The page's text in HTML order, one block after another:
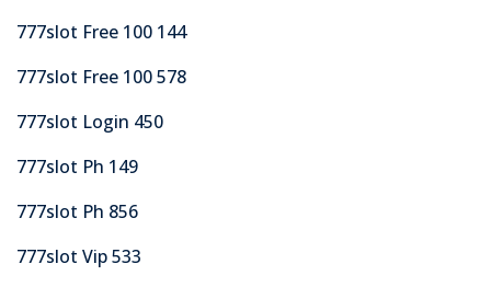
777slot Free 100 144
777slot Free 100 578
777slot Login 450
777slot Ph 149
777slot Ph 856
777slot Vip 533